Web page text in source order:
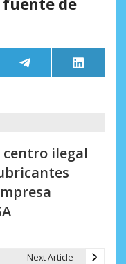
Compartir
en
Telegram
en
LinkedIn
centro ilegal
Next Article